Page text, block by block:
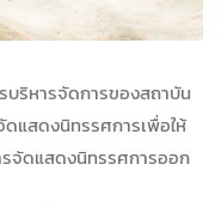
ริหารจัดการของสถาบัน
ดแสดงนิทรรศการเพื่อให้
รจัดแสดงนิทรรศการออก